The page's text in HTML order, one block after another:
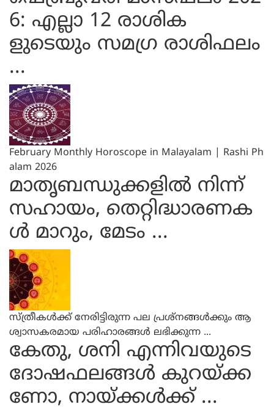
6: എല്ലാ 12 രാശിക
ളുടെയും സമഗ്ര രാശിഫലം
...
February Monthly Horoscope in Malayalam | Rashi Ph
alam 2026
മാതൃബന്ധുക്കളിൽ നിന്ന്
സഹായം, തെറ്റിദ്ധാരണക
ൾ മാറും, മേടം ...
സ്ത്രീകൾക്ക് നേരിട്ടിരുന്ന പല പ്രശ്‌നങ്ങൾക്കും ആ
ശ്വാസകരമായ പരിഹാരങ്ങൾ ലഭിക്കുന്ന ...
കേതു, ശനി എന്നിവയുടെ
ദോഷഫലങ്ങള്‍ കുറയ്ക്ക
ണോ, നായ്ക്കള്‍ക്ക് ...